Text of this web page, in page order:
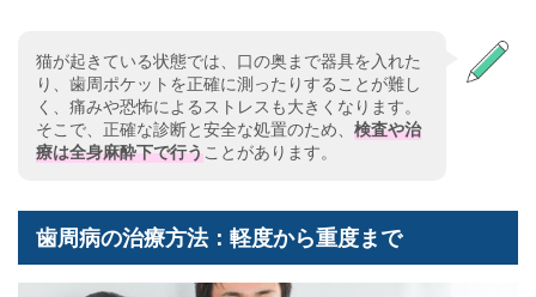
猫が起きている状態では、口の奥まで器具を入れた
り、歯周ポケットを正確に測ったりすることが難し
く、痛みや恐怖によるストレスも大きくなります。
そこで、正確な診断と安全な処置のため、 検査や治
療は全身麻酔下で行うことがあります。
歯周病の治療方法：軽度から重度まで